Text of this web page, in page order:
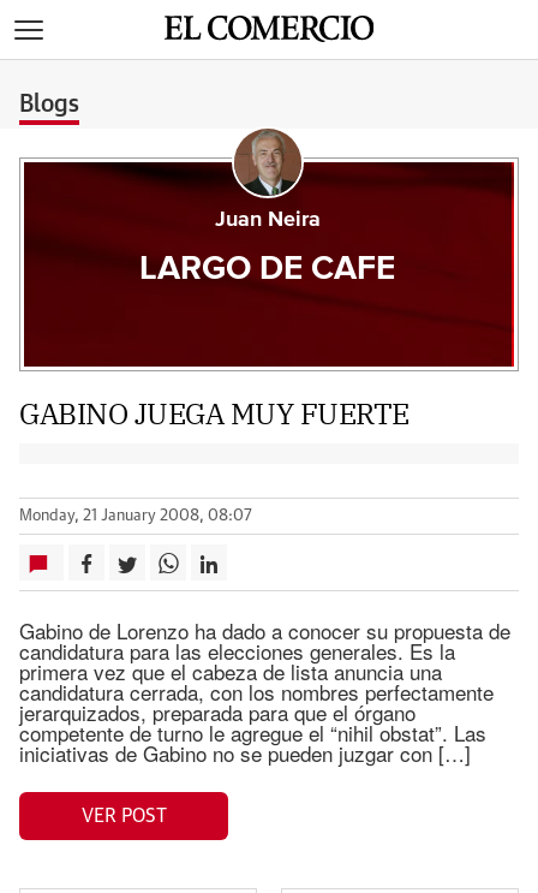
Blogs
Juan Neira
LARGO DE CAFE
GABINO JUEGA MUY FUERTE
Monday, 21 January 2008, 08:07
Gabino de Lorenzo ha dado a conocer su propuesta de
candidatura para las elecciones generales. Es la
primera vez que el cabeza de lista anuncia una
candidatura cerrada, con los nombres perfectamente
jerarquizados, preparada para que el órgano
competente de turno le agregue el “nihil obstat”. Las
iniciativas de Gabino no se pueden juzgar con […]
VER POST